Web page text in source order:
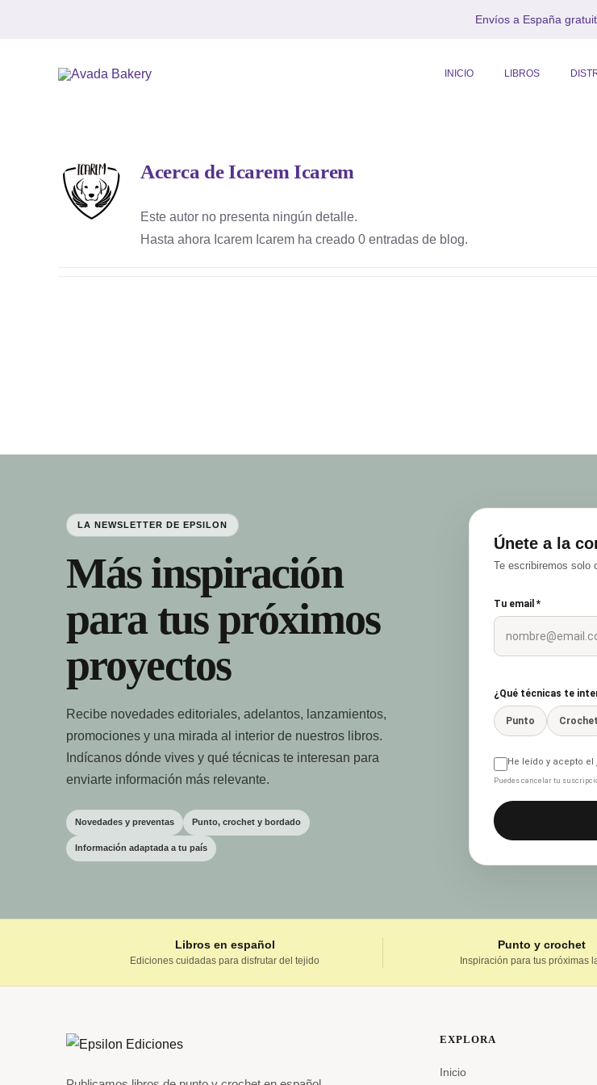
Envíos a España
INICIO LIBROS
Acerca deIcarem Icarem
Este autor no presenta ningún detalle.
Hasta ahora Icarem Icarem ha creado 0 entradas de blog.
LA NEWSLETTER DE EPSILON
Más inspiración
para tus próximos
proyectos
Recibe novedades editoriales, adelantos, lanzamientos,
promociones y una mirada al interior de nuestros libros.
Indícanos dónde vives y qué técnicas te interesan para
enviarte información más relevante.
Novedades y preventas Punto, crochet y bordado
Información adaptada a tu país
Únete a la
Te escribiremos solo
Tu email *
¿Qué técnicas te
Punto Crochet
He leído y acepto el
Puedes cancelar tu
Libros en español
Ediciones cuidadas para disfrutar del tejido
Punto y crochet
Inspiración para tus próximas
EXPLORA
Inicio